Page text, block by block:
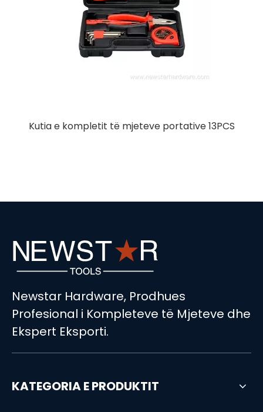
Komplet mjetesh shumëfunksionale 308 copë
Newstar Hardware, Prodhues
Profesional i Kompleteve të Mjeteve dhe
Ekspert Eksporti.
KATEGORIA E PRODUKTIT